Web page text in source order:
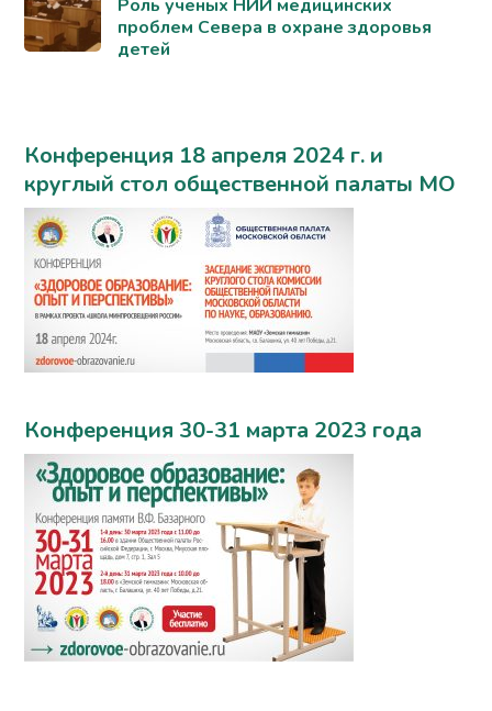
Роль ученых НИИ медицинских
проблем Севера в охране здоровья
детей
Конференция 18 апреля 2024 г. и
круглый стол общественной палаты МО
Конференция 30-31 марта 2023 года